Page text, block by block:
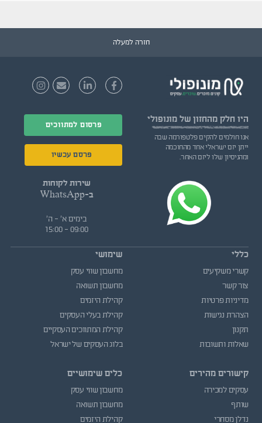
חזרה למעלה
היו חלק מהחזון של מונופולי
אנו חולמים להקים פלטפורמה שבה
ייתן יזם ישראלי אחד מהחוכמה
ומהניסיון שלו ליזם האחר.
פרסום למתווכים
פרסם עכשיו
שירות לקוחות
ב-WhatsApp
בימים א' - ה'
09:00 - 15:00
כללי
קשרי משקיעים
צור קשר
מדיניות פרטיות
הצהרת נגישות
תקנון
שאלות ותשובות
קישורים מהירים
עסקים למכירה
שותף
נדלן מסחרי
שימושי
מחשבון שווי עסק
מחשבון תשואה
קהילת היזמים
קהילת בעלי העסקים
קהילת המתווכים העסקיים
בלוג העסקים של ישראל
כלים שימושיים
מחשבון שווי עסק
מחשבון תשואה
קהילת היזמים